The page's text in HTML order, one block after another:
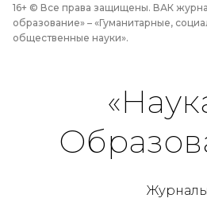
16+ © Все права защищены. ВАК
образование» – «Гуманитарные,
общественные науки».
Журналы